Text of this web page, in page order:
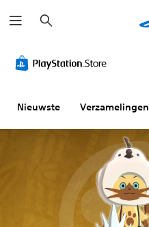
o
e
n
Nieuwste Verzamelingen